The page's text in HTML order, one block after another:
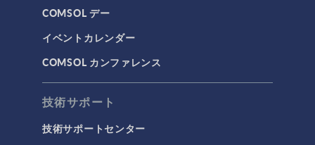
COMSOL デー
イベントカレンダー
COMSOL カンファレンス
技術サポート
技術サポートセンター